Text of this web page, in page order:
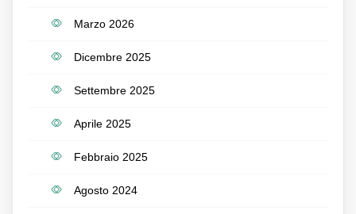
Marzo 2026
Dicembre 2025
Settembre 2025
Aprile 2025
Febbraio 2025
Agosto 2024